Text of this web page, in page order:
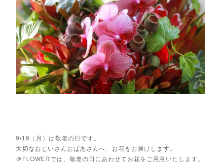
9/19（月）は敬老の日です。
大切なおじいさんおばあさんへ、お花をお届けします。
＠FLOWERでは、敬老の日にあわせてお花をご用意いたします。